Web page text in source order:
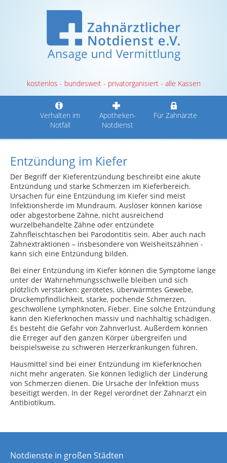
kostenlos - bundesweit - privatorganisiert - alle Kassen
Verhalten im
Notfall
Apotheken-
Notdienst
Für Zahnärzte
Entzündung im Kiefer
Der Begriff der Kieferentzündung beschreibt eine akute
Entzündung und starke Schmerzen im Kieferbereich.
Ursachen für eine Entzündung im Kiefer sind meist
Infektionsherde im Mundraum. Auslöser können kariöse
oder abgestorbene Zähne, nicht ausreichend
wurzelbehandelte Zähne oder entzündete
Zahnfleischtaschen bei Parodontitis sein. Aber auch nach
Zahnextraktionen – insbesondere von Weisheitszähnen -
kann sich eine Entzündung bilden.
Bei einer Entzündung im Kiefer können die Symptome lange
unter der Wahrnehmungsschwelle bleiben und sich
plötzlich verstärken: gerötetes, überwärmtes Gewebe,
Druckempfindlichkeit, starke, pochende Schmerzen,
geschwollene Lymphknoten, Fieber. Eine solche Entzündung
kann den Kieferknochen massiv und nachhaltig schädigen.
Es besteht die Gefahr von Zahnverlust. Außerdem können
die Erreger auf den ganzen Körper übergreifen und
beispielsweise zu schweren Herzerkrankungen führen.
Hausmittel sind bei einer Entzündung im Kieferknochen
nicht mehr angeraten. Sie können lediglich der Linderung
von Schmerzen dienen. Die Ursache der Infektion muss
beseitigt werden. In der Regel verordnet der Zahnarzt ein
Antibiotikum.
Notdienste in großen Städten